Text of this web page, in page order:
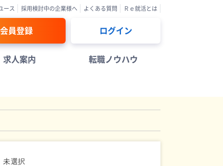
ース 採用検討中の企業様へ よくある質問 Ｒｅ就活とは
員登録 ログイン
求人案内 転職ノウハウ
未選択